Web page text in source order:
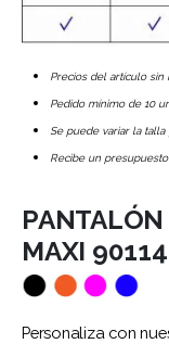
Precios del artículo sin
Pedido mínimo de 10
Se puede variar la
Recibe un
MAXI
Personaliza con